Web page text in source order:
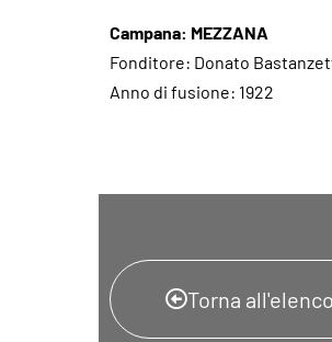
Campana: MEZZANA
Fonditore: Donato
Anno di fusione: 1922
Torna